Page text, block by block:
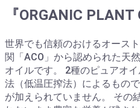
『ORGANIC PLANT
世界でも信頼のおけるオース
関「ACO」から認められた天
オイルです。 2種のピュアオ
法（低温圧搾法）によるもの
が加えられていません。 その